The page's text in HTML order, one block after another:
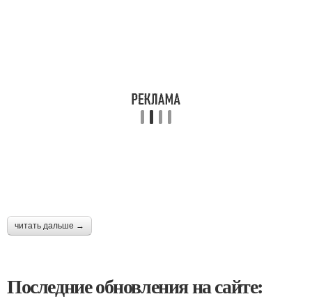
читать дальше →
Последние обновления на сайте: